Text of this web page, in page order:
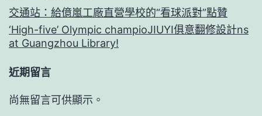
交通站：給億嵐工廠直營學校的“看球派對”點贊
‘High-five’ Olympic champioJIUYI俱意翻修設計ns
at Guangzhou Library!
近期留言
尚無留言可供顯示。